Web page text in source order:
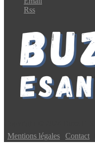
Rss
Mentions légales Contact